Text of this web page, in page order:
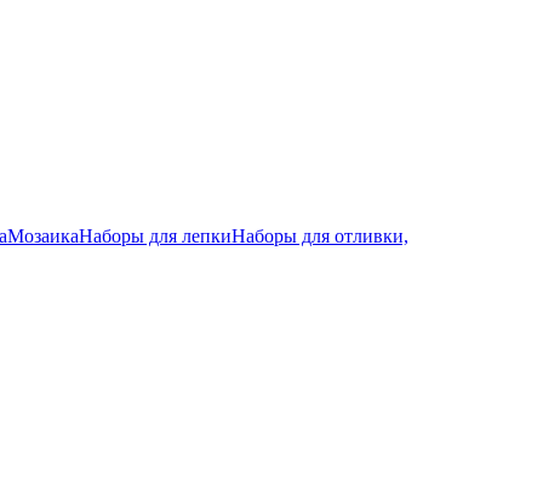
МозаикаНаборы для лепкиНаборы для отливки,